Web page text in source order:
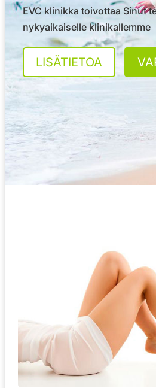
EVC klinikka toivottaa Sinut
nykyaikaiselle klinikallemme
LISÄTIETOA